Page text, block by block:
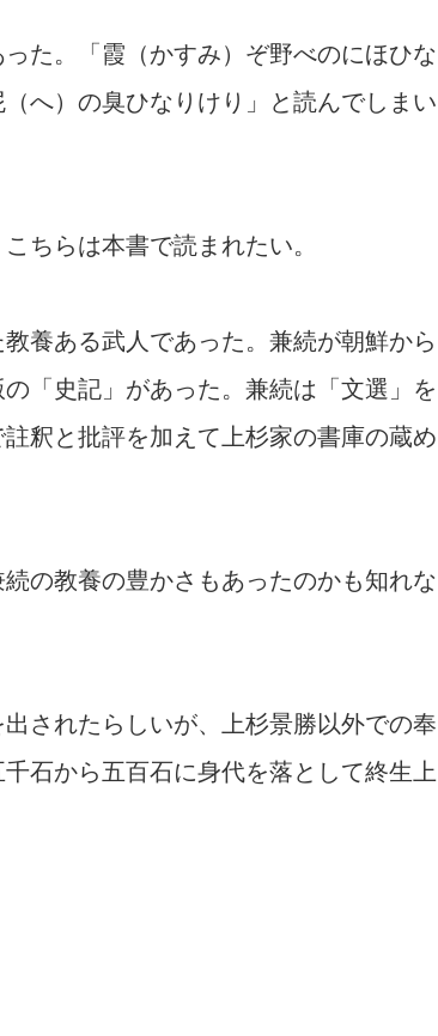
た。「霞（かすみ）ぞ野べのにほひな
へ）の臭ひなりけり」と読んでしまい
ちらは本書で読まれたい。
教養ある武人であった。兼続が朝鮮から
「史記」があった。兼続は「文選」を
釈と批評を加えて上杉家の書庫の蔵め
の教養の豊かさもあったのかも知れな
されたらしいが、上杉景勝以外での奉
石から五百石に身代を落として終生上